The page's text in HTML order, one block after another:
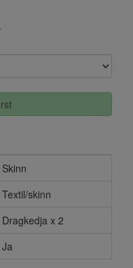
Skinn
Textil/skinn
Dragkedja x 2
Ja